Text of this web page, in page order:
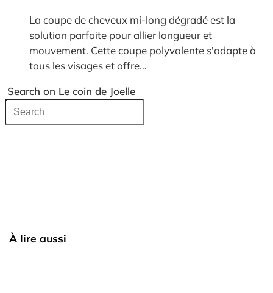
La coupe de cheveux mi-long dégradé est la
solution parfaite pour allier longueur et
mouvement. Cette coupe polyvalente s'adapte à
tous les visages et offre…
Search on Le coin de Joelle
À lire aussi